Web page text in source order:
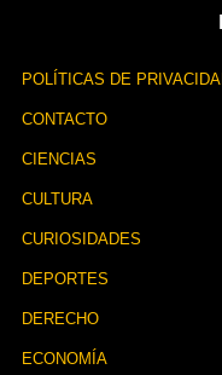
POLÍTICAS DE
CONTACTO
CIENCIAS
CULTURA
CURIOSIDADES
DEPORTES
DERECHO
ECONOMÍA